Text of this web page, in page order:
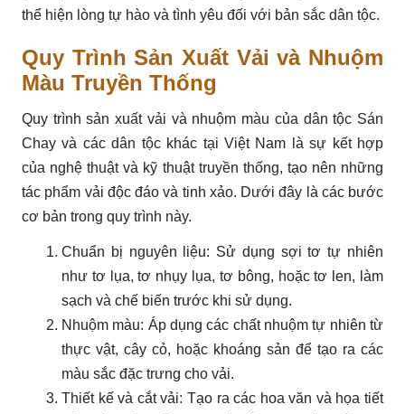
thể hiện lòng tự hào và tình yêu đối với bản sắc dân tộc.
Quy Trình Sản Xuất Vải và Nhuộm
Màu Truyền Thống
Quy trình sản xuất vải và nhuộm màu của dân tộc Sán
Chay và các dân tộc khác tại Việt Nam là sự kết hợp
của nghệ thuật và kỹ thuật truyền thống, tạo nên những
tác phẩm vải độc đáo và tinh xảo. Dưới đây là các bước
cơ bản trong quy trình này.
Chuẩn bị nguyên liệu: Sử dụng sợi tơ tự nhiên
như tơ lụa, tơ nhụy lụa, tơ bông, hoặc tơ len, làm
sạch và chế biến trước khi sử dụng.
Nhuộm màu: Áp dụng các chất nhuộm tự nhiên từ
thực vật, cây cỏ, hoặc khoáng sản để tạo ra các
màu sắc đặc trưng cho vải.
Thiết kế và cắt vải: Tạo ra các hoa văn và họa tiết